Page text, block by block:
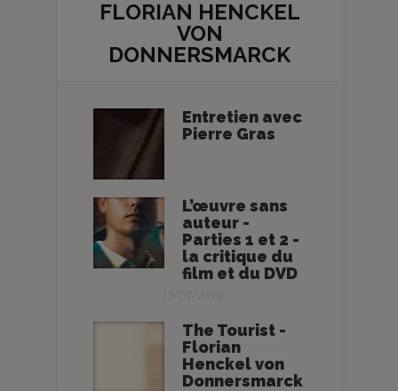
FLORIAN HENCKEL
VON
DONNERSMARCK
Entretien avec
Pierre Gras
L’œuvre sans
auteur -
Parties 1 et 2 -
la critique du
film et du DVD
17/07/2019
The Tourist -
Florian
Henckel von
Donnersmarck